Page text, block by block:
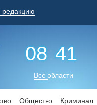
редакцию
08 41
Все области
Общество
Криминал